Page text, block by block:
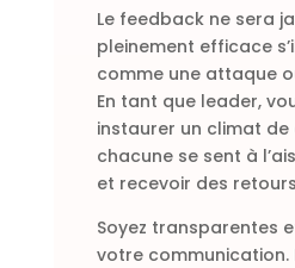
Le feedback ne sera
pleinement efficace
comme une attaque
En tant que leader,
instaurer un climat
chacune se sent à
et recevoir des
Soyez transparentes
votre communication.